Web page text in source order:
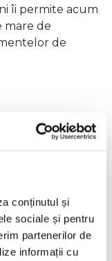
conținutul și
sociale și pentru
partenerilor de
informații cu
îi permite acum
mare de
de
digitală e
dacă nu ești
atunci sigur